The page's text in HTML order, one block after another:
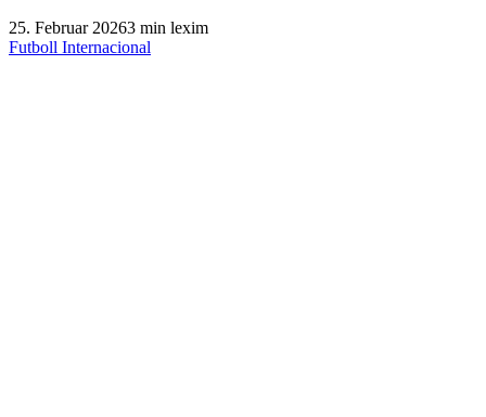
25. Februar 20263 min lexim
Futboll Internacional